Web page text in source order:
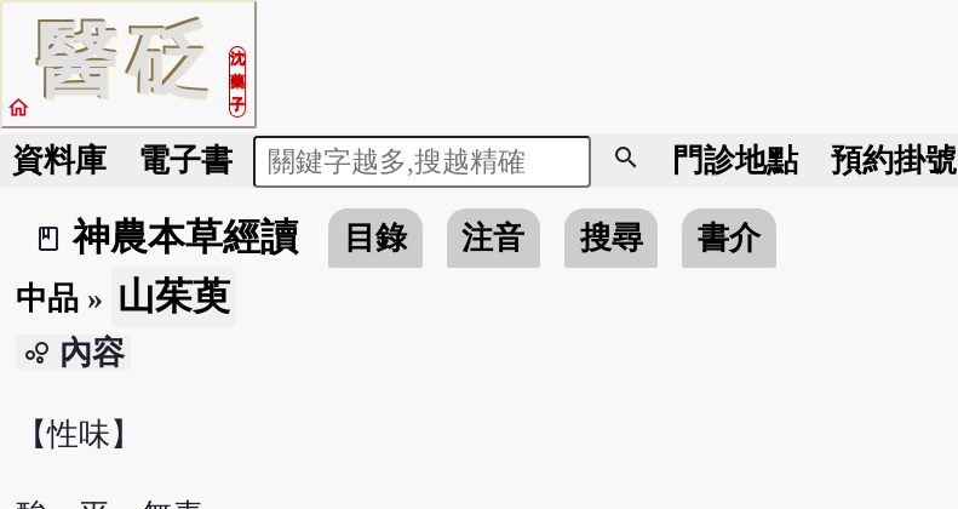
醫砭
沈
藥
子
home
資料庫 電子書 search 門診地點 預約掛號
book_2
神農本草經讀 目錄 注音 搜尋
書介
中品» 山茱萸
bubble_chart 內容
【性味】